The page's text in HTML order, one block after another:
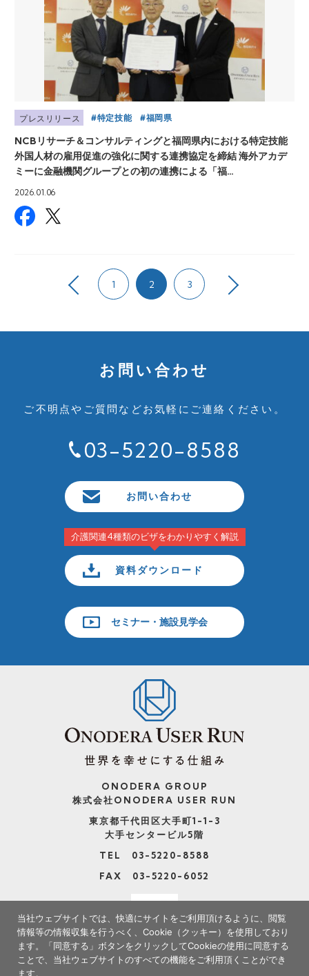
プレスリリース 特定技能 福岡県
NCBリサーチ＆コンサルティングと福岡県内における特定技能
外国人材の雇用促進の強化に関する連携協定を締結 海外アカデ
ミーに金融機関グループとの初の連携による「福…
2026.01.06
1 2 3
お問い合わせ
ご不明点やご質問などお気軽にご連絡ください。
03-5220-8588
お問い合わせ
介護関連4種類のビザをわかりやすく解説
資料ダウンロード
セミナー・施設見学会
ONODERA GROUP
株式会社ONODERA USER RUN
東京都千代田区大手町1-1-3
大手センタービル5階
TEL 03-5220-8588
FAX 03-5220-6052
当社ウェブサイトでは、快適にサイトをご利用頂けるように、閲覧
情報等の情報収集を行うべく、Cookie（クッキー）を使用しており
ます。
「同意する」ボタンをクリックしてCookieの使用に同意する
ことで、当社ウェブサイトのすべての機能をご利用頂くことができ
ます。